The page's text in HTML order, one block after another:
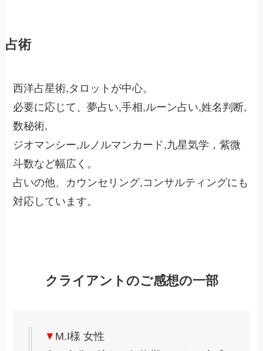
占術
西洋占星術,タロットが中心。
必要に応じて、夢占い,手相,ルーン占い,姓名判断,
数秘術,
ジオマンシー,ルノルマンカード,九星気学，紫微
斗数など幅広く。
占いの他、カウンセリング,コンサルティングにも
対応しています。
クライアントのご感想の一部
▼ M.I様 女性